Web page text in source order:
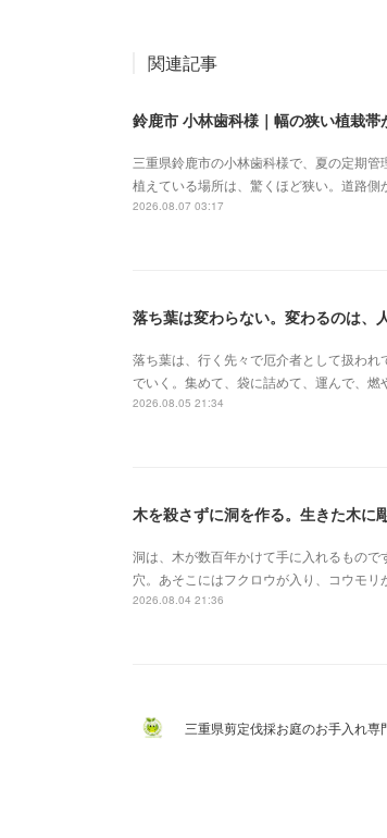
関連記事
鈴鹿市 小林歯科様｜幅の狭い植栽
三重県鈴鹿市の小林歯科様で、夏の定期
植えている場所は、驚くほど狭い。道路
2026.08.07 03:17
落ち葉は変わらない。変わるのは、
落ち葉は、行く先々で厄介者として扱わ
でいく。集めて、袋に詰めて、運んで、
2026.08.05 21:34
木を殺さずに洞を作る。生きた木に
洞は、木が数百年かけて手に入れるもの
穴。あそこにはフクロウが入り、コウモ
2026.08.04 21:36
三重県剪定伐採お庭のお手入れ